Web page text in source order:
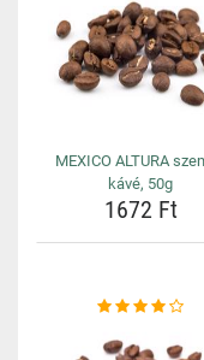
MEXICO ALTURA
kávé, 50g
1672 Ft